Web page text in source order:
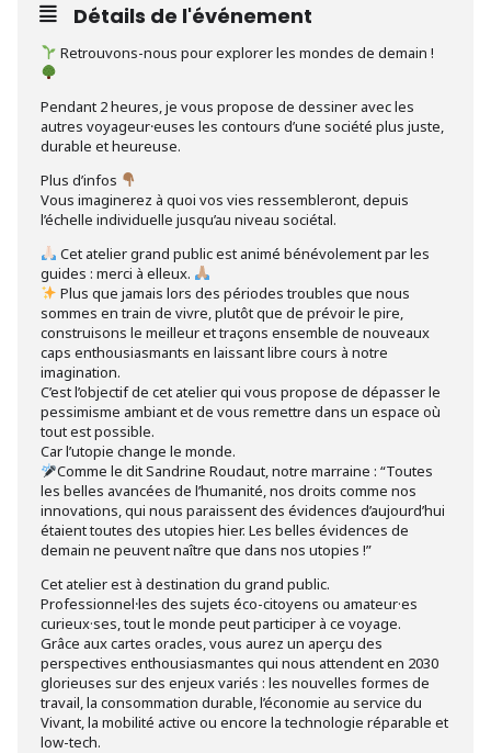
Détails de l'événement
Retrouvons-nous pour explorer les mondes de demain !
Pendant 2 heures, je vous propose de dessiner avec les
autres voyageur⸱euses les contours d’une société plus juste,
durable et heureuse.
Plus d’infos
Vous imaginerez à quoi vos vies ressembleront, depuis
l’échelle individuelle jusqu’au niveau sociétal.
Cet atelier grand public est animé bénévolement par les
guides : merci à elleux.
Plus que jamais lors des périodes troubles que nous
sommes en train de vivre, plutôt que de prévoir le pire,
construisons le meilleur et traçons ensemble de nouveaux
caps enthousiasmants en laissant libre cours à notre
imagination.
C’est l’objectif de cet atelier qui vous propose de dépasser le
pessimisme ambiant et de vous remettre dans un espace où
tout est possible.
Car l’utopie change le monde.
Comme le dit Sandrine Roudaut, notre marraine : “Toutes
les belles avancées de l’humanité, nos droits comme nos
innovations, qui nous paraissent des évidences d’aujourd’hui
étaient toutes des utopies hier. Les belles évidences de
demain ne peuvent naître que dans nos utopies !”
Cet atelier est à destination du grand public.
Professionnel⸱les des sujets éco-citoyens ou amateur·es
curieux·ses, tout le monde peut participer à ce voyage.
Grâce aux cartes oracles, vous aurez un aperçu des
perspectives enthousiasmantes qui nous attendent en 2030
glorieuses sur des enjeux variés : les nouvelles formes de
travail, la consommation durable, l’économie au service du
Vivant, la mobilité active ou encore la technologie réparable et
low-tech.